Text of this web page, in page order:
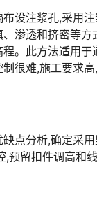
设注浆孔,采用
渗透和挤密等
。此方法适用
很难,施工要求高
点分析,确定采
预留扣件调高和